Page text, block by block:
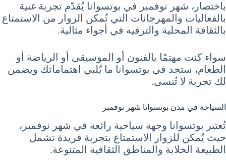
باختصار، شهر نوفمبر في بوتسوانا يُقدّم تجربة غنية
بالفعاليات والمهرجانات التي تُمكن الزوار من الاستمتاع
بالثقافة المحلية والترفيه في أجواء مثالية.
سواء كنت مهتمًا بالفنون أو الموسيقى أو الرياضة أو
الطعام، ستجد في بوتسوانا ما يُلبي اهتماماتك ويضمن
لك تجربة لا تُنسى.
السياحة في مدن بوتسوانا شهر نوفمبر
تُعتبر بوتسوانا وجهة سياحية رائعة في شهر نوفمبر،
حيث يُمكن للزوار الاستمتاع بتجربة فريدة تشمل
الطبيعة الخلابة والمناطق الثقافية المتنوعة.